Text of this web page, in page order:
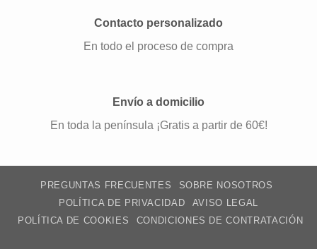
Contacto personalizado
En todo el proceso de compra
Envío a domicilio
En toda la península ¡Gratis a partir de 60€!
PREGUNTAS FRECUENTES
SOBRE NOSOTROS
POLÍTICA DE PRIVACIDAD
AVISO LEGAL
POLÍTICA DE COOKIES
CONDICIONES DE CONTRATACIÓN